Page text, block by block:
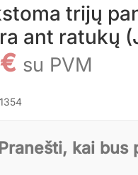
trijų
ant ratukų
€ su PVM
Pranešti, kai bus